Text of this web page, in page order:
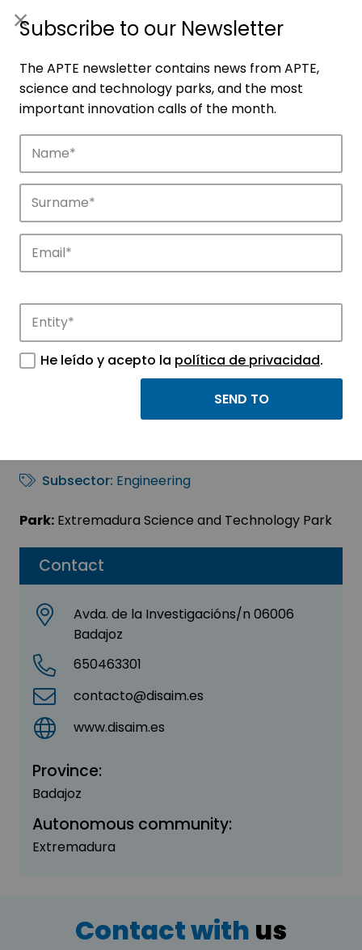
Companies
Discover the companies that drive
innovation in APTE’s parks.
Contact
Avda. de la Investigacións/n 06006
Badajoz
650463301
contacto@disaim.es
www.disaim.es
Province:
Badajoz
Autonomous community:
Extremadura
DISAIM INGENIERIA S.L
Subsector: Engineering
Park: Extremadura Science and Technology Park
Contact with us
Subscribe to our Newsletter
The APTE newsletter contains news from APTE,
science and technology parks, and the most
important innovation calls of the month.
He leído y acepto la política de privacidad.